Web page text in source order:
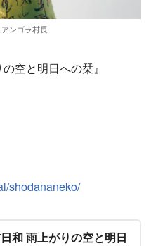
ンゴラ村長
空と明日への栞』
shodananeko/
和 雨上がりの空と明日